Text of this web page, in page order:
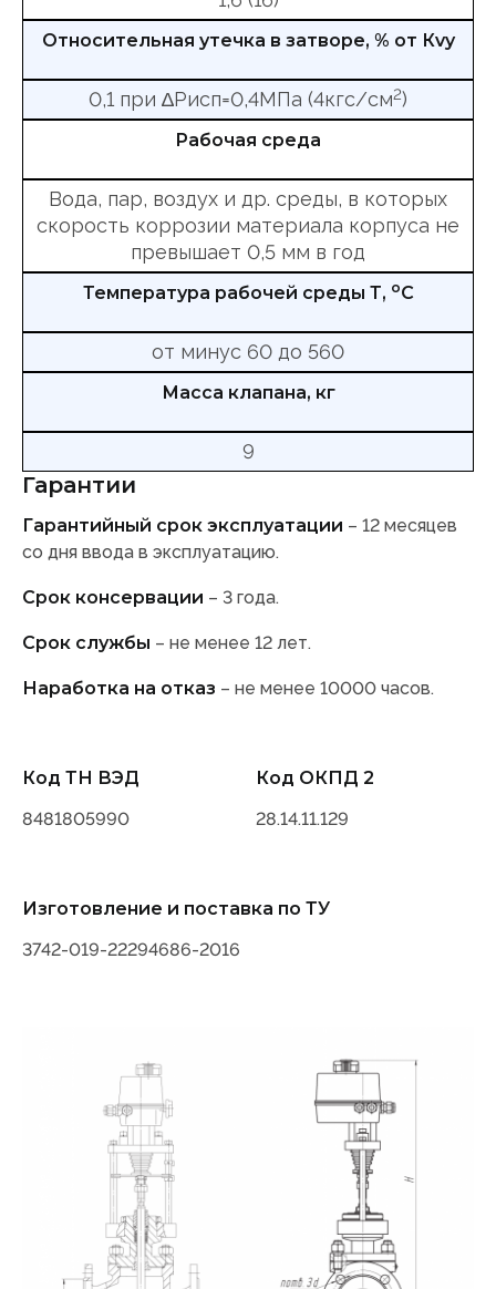
Относительная утечка в затворе, % от Кvy
0,1 при ∆Рисп=0,4МПа (4кгс/см2)
Рабочая среда
Вода, пар, воздух и др. среды, в которых
скорость коррозии материала корпуса не
превышает 0,5 мм в год
Температура рабочей среды Т, оС
от минус 60 до 560
Масса клапана, кг
9
Гарантии
Гарантийный срок эксплуатации – 12 месяцев
со дня ввода в эксплуатацию.
Срок консервации – 3 года.
Срок службы – не менее 12 лет.
Наработка на отказ – не менее 10000 часов.
Код ТН ВЭД
8481805990
Код ОКПД 2
28.14.11.129
Изготовление и поставка по ТУ
3742-019-22294686-2016